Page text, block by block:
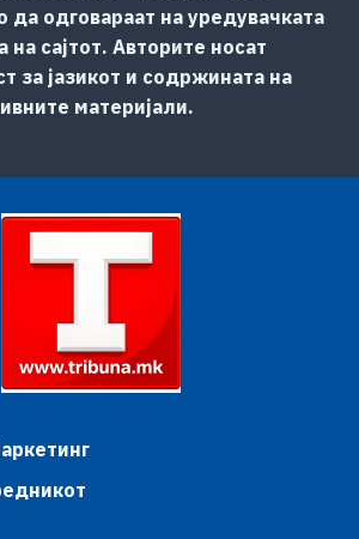
одговараат на уредувачката
на сајтот. Авторите носат
за јазикот и содржината на
материјали.